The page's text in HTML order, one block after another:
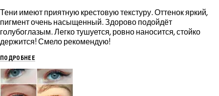
Тени имеют приятную крестовую текстуру. Оттенок яркий,
пигмент очень насыщенный. Здорово подойдёт
голубоглазым. Легко тушуется, ровно наносится, стойко
держится! Смело рекомендую!
ПОДРОБНЕЕ